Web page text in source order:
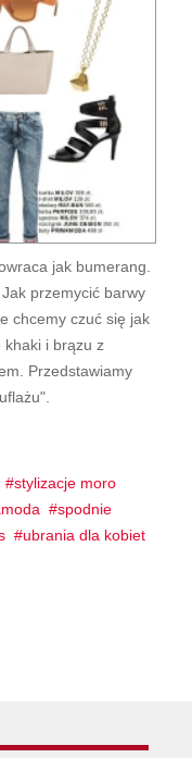
jak bumerang.
przemycić barwy
chcemy czuć się jak
khaki i brązu z
Przedstawiamy
stylizacje moro
spodnie
ubrania dla kobiet